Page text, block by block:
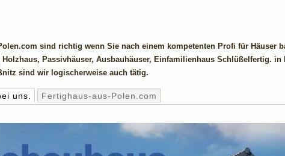
sind richtig wenn Sie nach einem kompetenten Profi für Häuser
Holzhaus, Passivhäuser, Ausbauhäuser, Einfamilienhaus Schlüßelfertig.
sind wir logischerweise auch tätig.
uns. Fertighaus-aus-Polen.com